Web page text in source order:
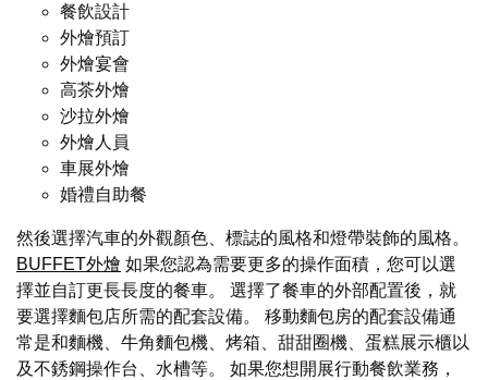
餐飲設計
外燴預訂
外燴宴會
高茶外燴
沙拉外燴
外燴人員
車展外燴
婚禮自助餐
然後選擇汽車的外觀顏色、標誌的風格和燈帶裝飾的風格。
BUFFET外燴 如果您認為需要更多的操作面積，您可以選
擇並自訂更長長度的餐車。 選擇了餐車的外部配置後，就
要選擇麵包店所需的配套設備。 移動麵包房的配套設備通
常是和麵機、牛角麵包機、烤箱、甜甜圈機、蛋糕展示櫃以
及不銹鋼操作台、水槽等。 如果您想開展行動餐飲業務，